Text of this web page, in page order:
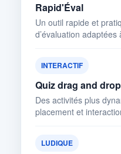
Rapid'Éval
Un outil rapide et
d’évaluation adaptées
INTERACTIF
Quiz drag and drop
Des activités plus
placement et
LUDIQUE